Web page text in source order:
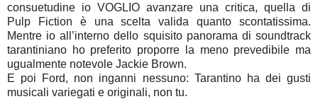
consuetudine io VOGLIO avanzare una critica, quella di
Pulp Fiction è una scelta valida quanto scontatissima.
Mentre io all’interno dello squisito panorama di soundtrack
tarantiniano ho preferito proporre la meno prevedibile ma
ugualmente notevole Jackie Brown.
E poi Ford, non inganni nessuno: Tarantino ha dei gusti
musicali variegati e originali, non tu.